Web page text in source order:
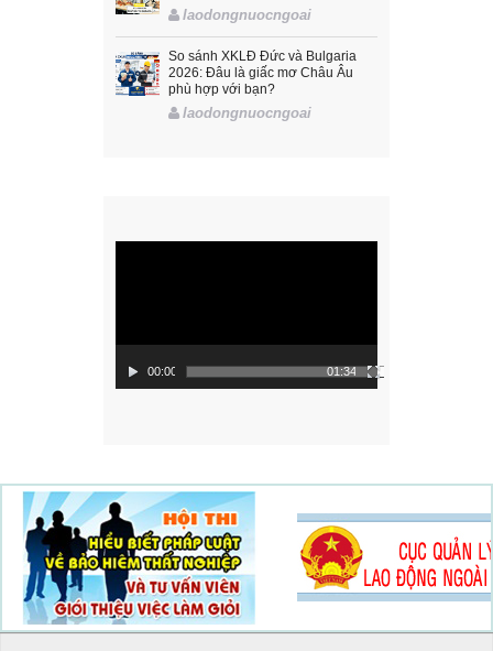
laodongnuocngoai
So sánh XKLĐ Đức và Bulgaria
2026: Đâu là giấc mơ Châu Âu
phù hợp với bạn?
laodongnuocngoai
chơi
00:00 01:34